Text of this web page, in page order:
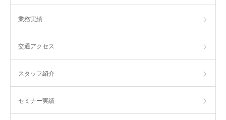
業務実績
交通アクセス
スタッフ紹介
セミナー実績